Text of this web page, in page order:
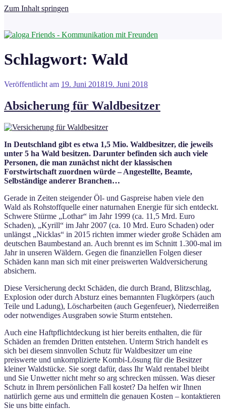
Zum Inhalt springen
Schlagwort: Wald
Veröffentlicht am 19. Juni 201819. Juni 2018
Absicherung für Waldbesitzer
In Deutschland gibt es etwa 1,5 Mio. Waldbesitzer, die jeweils
unter 5 ha Wald besitzen. Darunter befinden sich auch viele
Personen, die man zunächst nicht der klassischen
Forstwirtschaft zuordnen würde – Angestellte, Beamte,
Selbständige anderer Branchen…
Gerade in Zeiten steigender Öl- und Gaspreise haben viele den
Wald als Rohstoffquelle einer naturnahen Energie für sich entdeckt.
Schwere Stürme „Lothar“ im Jahr 1999 (ca. 11,5 Mrd. Euro
Schaden), „Kyrill“ im Jahr 2007 (ca. 10 Mrd. Euro Schaden) oder
unlängst „Nicklas“ in 2015 richten immer wieder große Schäden am
deutschen Baumbestand an. Auch brennt es im Schnitt 1.300-mal im
Jahr in unseren Wäldern. Gegen die finanziellen Folgen dieser
Schäden kann man sich mit einer preiswerten Waldversicherung
absichern.
Diese Versicherung deckt Schäden, die durch Brand, Blitzschlag,
Explosion oder durch Absturz eines bemannten Flugkörpers (auch
Teile und Ladung), Löscharbeiten (auch Gegenfeuer), Niederreißen
oder notwendiges Ausgraben sowie Sturm entstehen.
Auch eine Haftpflichtdeckung ist hier bereits enthalten, die für
Schäden an fremden Dritten entstehen. Unterm Strich handelt es
sich bei diesem sinnvollen Schutz für Waldbesitzer um eine
preiswerte und unkomplizierte Kombi-Lösung für die Besitzer
kleiner Waldstücke. Sie sorgt dafür, dass Ihr Wald rentabel bleibt
und Sie Unwetter nicht mehr so arg schrecken müssen. Was dieser
Schutz in Ihrem persönlichen Fall kostet? Da helfen wir Ihnen
natürlich gerne aus und ermitteln die genauen Kosten – kontaktieren
Sie uns bitte einfach.